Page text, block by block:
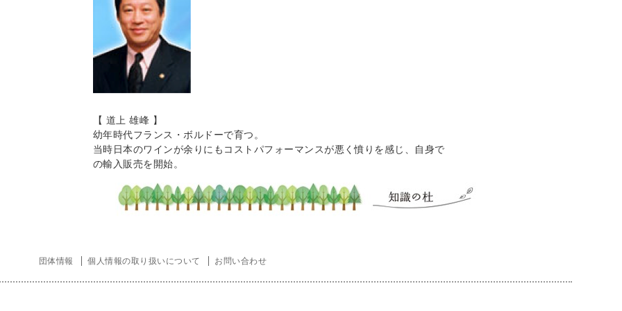
【 道上 雄峰 】
幼年時代フランス・ボルドーで育つ。
当時日本のワインが余りにもコストパフォーマンスが悪く憤りを感じ、自身で
の輸入販売を開始。
団体情報 個人情報の取り扱いについて お問い合わせ